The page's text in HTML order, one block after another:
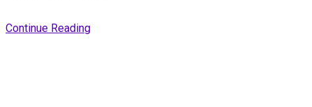
Continue Reading